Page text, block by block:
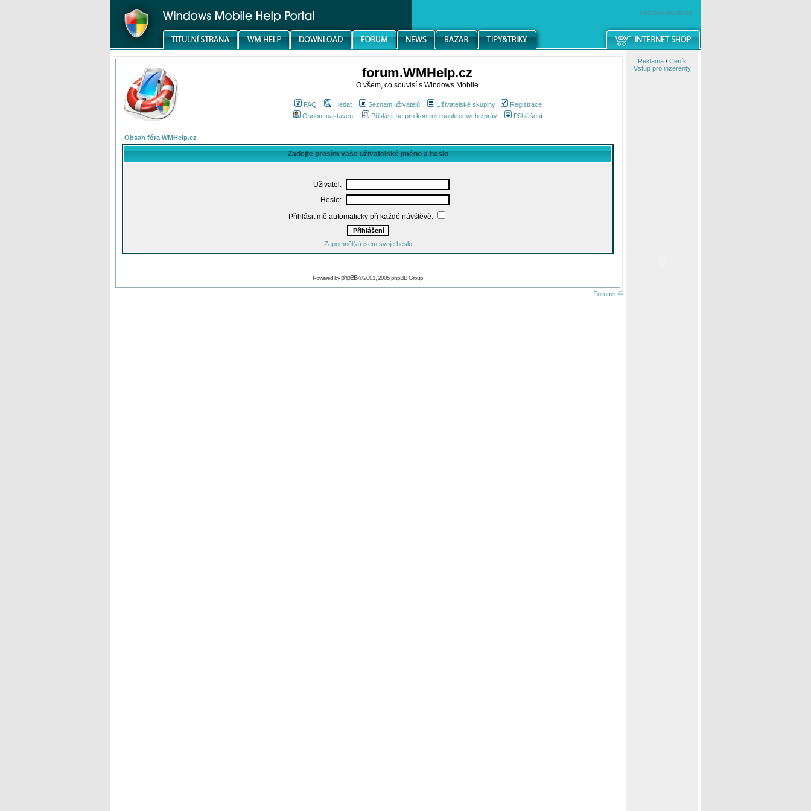
windowsmobile.cz
forum.WMHelp.cz
O všem, co souvisí s Windows Mobile
FAQ Hledat Seznam uživatelů Uživatelské skupiny
Registrace
Osobní nastavení
Přihlásit se pro kontrolu soukromých zpráv Přihlášení
Obsah fóra WMHelp.cz
Zadejte prosím vaše uživatelské jméno a heslo
Uživatel:
Heslo:
Přihlásit mě automaticky při každé návštěvě:
Zapomněl(a) jsem svoje heslo
Powered byphpBB© 2001, 2005 phpBB Group
Forums ©
Reklama/ Ceník
Vstup pro inzerenty